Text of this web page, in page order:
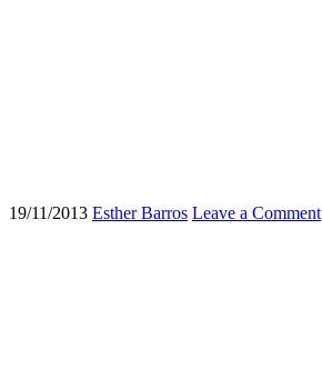
19/11/2013 Esther Barros Leave a Comment